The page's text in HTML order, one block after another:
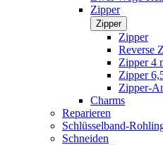
Zipper
Zipper
Zipper
Reverse
Zipper 4
Zipper
Zipper-
Charms
Reparieren
Schlüsselband-
Schneiden